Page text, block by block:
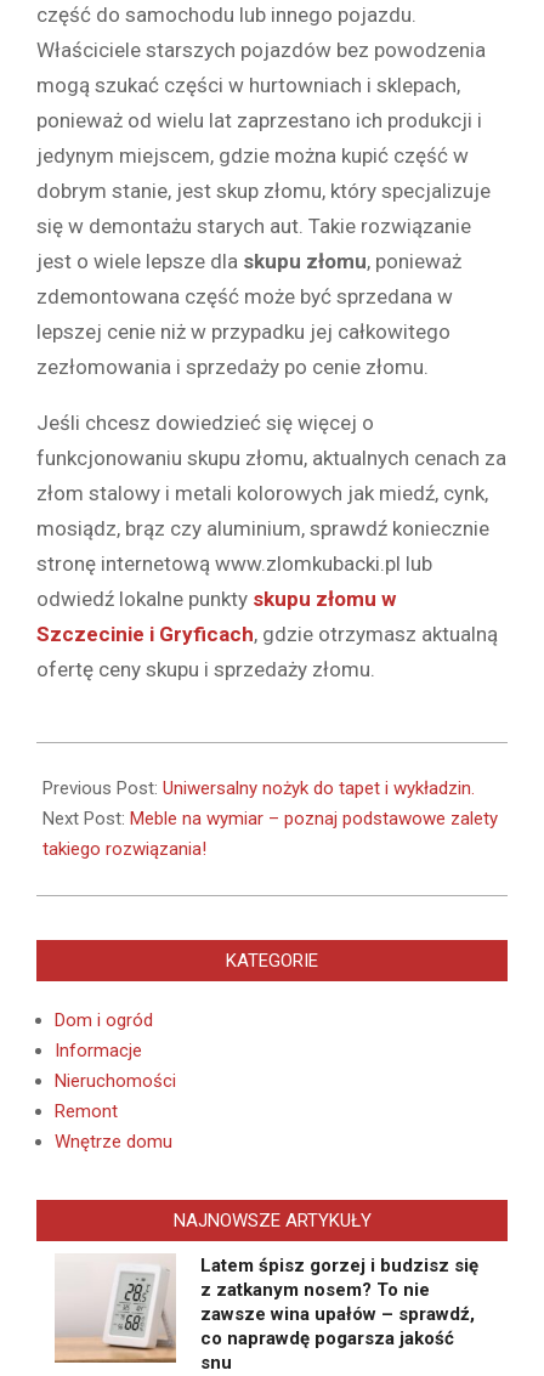
część do samochodu lub innego pojazdu.
Właściciele starszych pojazdów bez powodzenia
mogą szukać części w hurtowniach i sklepach,
ponieważ od wielu lat zaprzestano ich produkcji i
jedynym miejscem, gdzie można kupić część w
dobrym stanie, jest skup złomu, który specjalizuje
się w demontażu starych aut. Takie rozwiązanie
jest o wiele lepsze dla skupu złomu, ponieważ
zdemontowana część może być sprzedana w
lepszej cenie niż w przypadku jej całkowitego
zezłomowania i sprzedaży po cenie złomu.
Jeśli chcesz dowiedzieć się więcej o
funkcjonowaniu skupu złomu, aktualnych cenach za
złom stalowy i metali kolorowych jak miedź, cynk,
mosiądz, brąz czy aluminium, sprawdź koniecznie
stronę internetową www.zlomkubacki.pl lub
odwiedź lokalne punkty skupu złomu w
Szczecinie i Gryficach, gdzie otrzymasz aktualną
ofertę ceny skupu i sprzedaży złomu.
03-
01
Previous Post: Uniwersalny nożyk do tapet i wykładzin.
Next Post: Meble na wymiar – poznaj podstawowe zalety
takiego rozwiązania!
KATEGORIE
Dom i ogród
Informacje
Nieruchomości
Remont
Wnętrze domu
NAJNOWSZE ARTYKUŁY
Latem śpisz gorzej i budzisz się
z zatkanym nosem? To nie
zawsze wina upałów – sprawdź,
co naprawdę pogarsza jakość
snu